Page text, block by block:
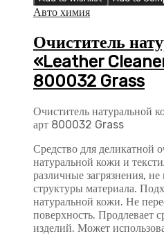
Авто химия
Очиститель
«Leather
800032 Grass
Очиститель
арт 800032 Grass
Средство для деликатной
натуральной кожи и
различные загрязнения,
структуры материала.
натуральной кожи. Не
поверхность. Продлевает
изделий. Может